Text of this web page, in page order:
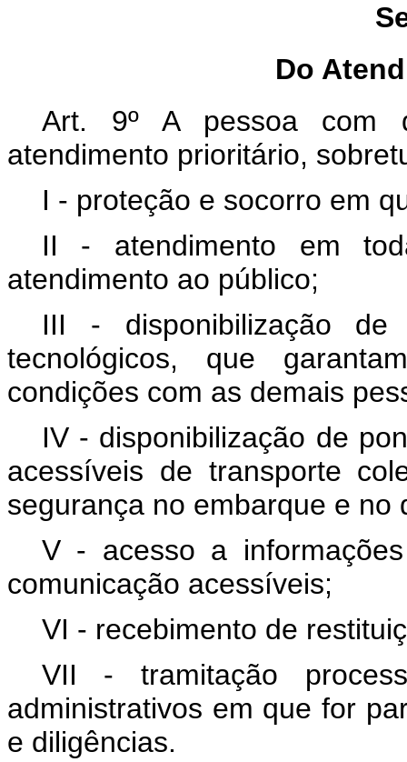
Do
Art. 9º A pessoa com
atendimento prioritário,
I - proteção e socorro em
II - atendimento em
atendimento ao público;
III - disponibilização de
tecnológicos, que
condições com as demais
IV - disponibilização de
acessíveis de transporte
segurança no embarque e no
V - acesso a
comunicação acessíveis;
VI - recebimento de
VII - tramitação
administrativos em que for
e diligências.